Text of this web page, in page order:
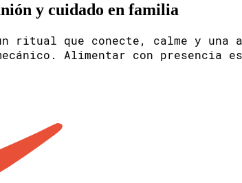
y cuidado en familia
ritual que conecte, calme y
Alimentar con presencia